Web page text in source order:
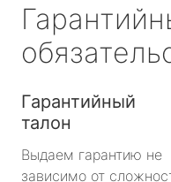
Гарантийный
талон
Выдаем гарантию не
зависимо от